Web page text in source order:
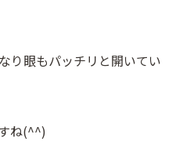
り眼もパッチリと開いてい
ね(^^)